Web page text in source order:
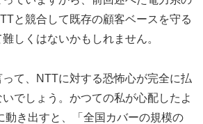
と競合して既存の顧客ベースを守る
しくはないかもしれません。
て、NTTに対する恐怖心が完全に払
でしょう。かつての私が心配したよ
動き出すと、「全国カバーの規模の